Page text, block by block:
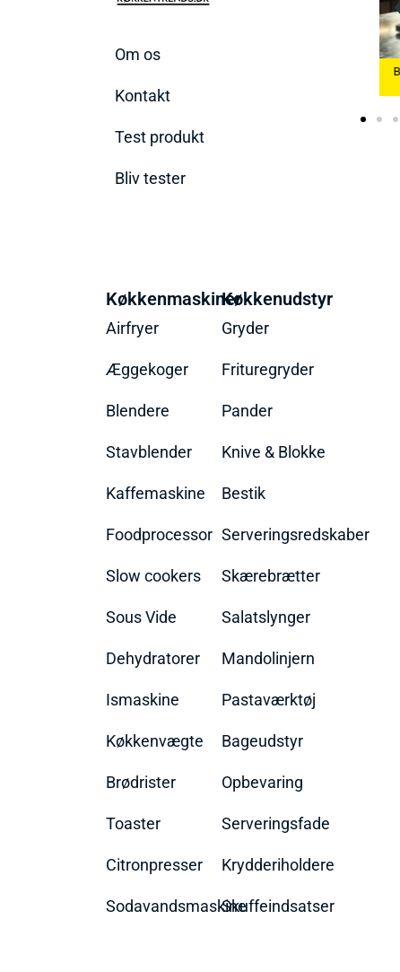
Om os
Kontakt
Test produkt
Bliv tester
Køkkenmaskiner
Airfryer
Æggekoger
Blendere
Stavblender
Kaffemaskine
Foodprocessor
Slow cookers
Sous Vide
Dehydratorer
Ismaskine
Køkkenvægte
Brødrister
Toaster
Citronpresser
Sodavandsmaskine
Køkkenudstyr
Gryder
Frituregryder
Pander
Knive & Blokke
Bestik
Serveringsredskaber
Skærebrætter
Salatslynger
Mandolinjern
Pastaværktøj
Bageudstyr
Opbevaring
Serveringsfade
Krydderiholdere
Skuffeindsatser